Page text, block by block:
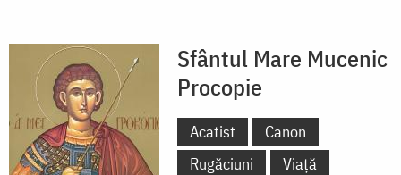
Sfântul Mare Mucenic
Procopie
Acatist
Canon
Rugăciuni
Viață